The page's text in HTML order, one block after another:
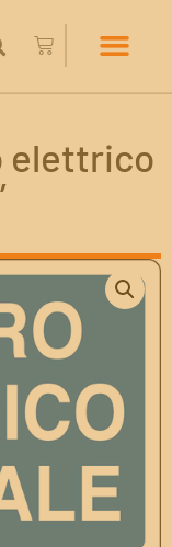
elettrico